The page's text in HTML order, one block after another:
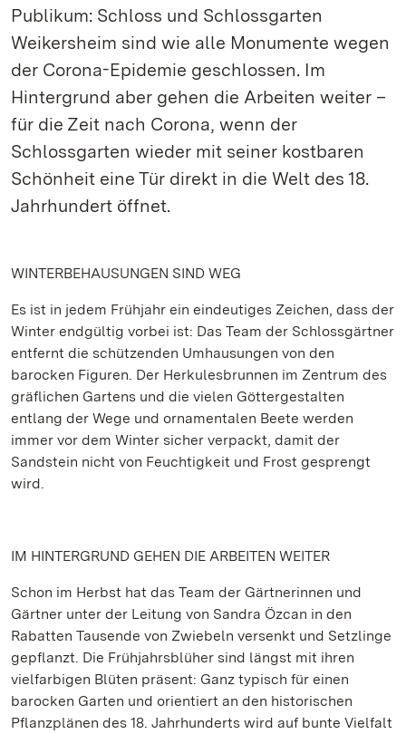
Publikum: Schloss und Schlossgarten
Weikersheim sind wie alle Monumente wegen
der Corona-Epidemie geschlossen. Im
Hintergrund aber gehen die Arbeiten weiter –
für die Zeit nach Corona, wenn der
Schlossgarten wieder mit seiner kostbaren
Schönheit eine Tür direkt in die Welt des 18.
Jahrhundert öffnet.
WINTERBEHAUSUNGEN SIND WEG
Es ist in jedem Frühjahr ein eindeutiges Zeichen, dass der
Winter endgültig vorbei ist: Das Team der Schlossgärtner
entfernt die schützenden Umhausungen von den
barocken Figuren. Der Herkulesbrunnen im Zentrum des
gräflichen Gartens und die vielen Göttergestalten
entlang der Wege und ornamentalen Beete werden
immer vor dem Winter sicher verpackt, damit der
Sandstein nicht von Feuchtigkeit und Frost gesprengt
wird.
IM HINTERGRUND GEHEN DIE ARBEITEN WEITER
Schon im Herbst hat das Team der Gärtnerinnen und
Gärtner unter der Leitung von Sandra Özcan in den
Rabatten Tausende von Zwiebeln versenkt und Setzlinge
gepflanzt. Die Frühjahrsblüher sind längst mit ihren
vielfarbigen Blüten präsent: Ganz typisch für einen
barocken Garten und orientiert an den historischen
Pflanzplänen des 18. Jahrhunderts wird auf bunte Vielfalt